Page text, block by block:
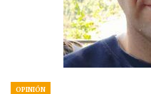
OPINIÓN